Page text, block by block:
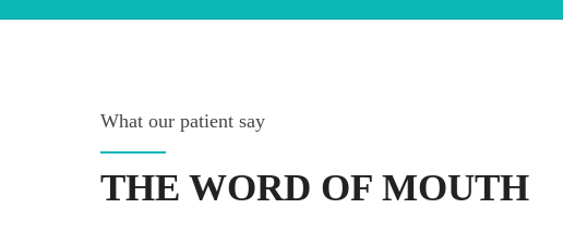
What our patient say
THE WORD OF MOUTH